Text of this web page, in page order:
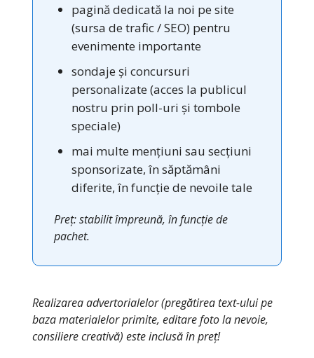
pagină dedicată la noi pe site
(sursa de trafic / SEO) pentru
evenimente importante
sondaje și concursuri
personalizate (acces la publicul
nostru prin poll-uri și tombole
speciale)
mai multe mențiuni sau secțiuni
sponsorizate, în săptămâni
diferite, în funcție de nevoile tale
Preț: stabilit împreună, în funcție de
pachet.
Realizarea advertorialelor (pregătirea text-ului pe
baza materialelor primite, editare foto la nevoie,
consiliere creativă) este inclusă în preț!